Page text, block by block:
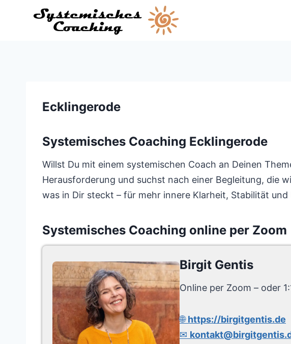
Ecklingerode
Systemisches Coaching Ecklingerode
Willst Du mit einem systemischen Coach an Deinen
Herausforderung und suchst nach einer Begleitung, die
was in Dir steckt – für mehr innere Klarheit, Stabilität
Systemisches Coaching online per Zoom
Birgit Gentis
Online per Zoom – oder
🌐https://birgitgentis.de
✉